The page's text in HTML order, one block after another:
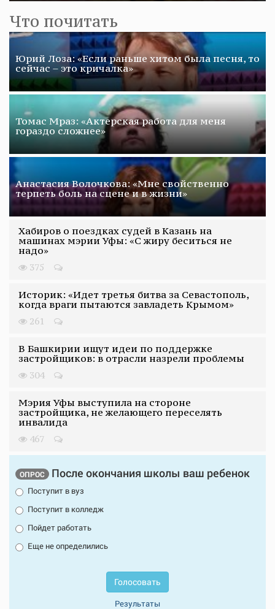
Что почитать
Юрий Лоза: «Если раньше хитом была песня, то
сейчас – это кричалка»
Томас Мраз: «Актерская работа для меня
гораздо сложнее»
Анастасия Волочкова: «Мне свойственно
терпеть боль на сцене и в жизни»
Хабиров о поездках судей в Казань на
машинах мэрии Уфы: «С жиру беситься не
надо»
375
Историк: «Идет третья битва за Севастополь,
когда враги пытаются завладеть Крымом»
261
В Башкирии ищут идеи по поддержке
застройщиков: в отрасли назрели проблемы
304
Мэрия Уфы выступила на стороне
застройщика, не желающего переселять
инвалида
467
ОПРОС После окончания школы ваш ребенок
Поступит в вуз
Поступит в колледж
Пойдет работать
Еще не определились
Голосовать
Результаты